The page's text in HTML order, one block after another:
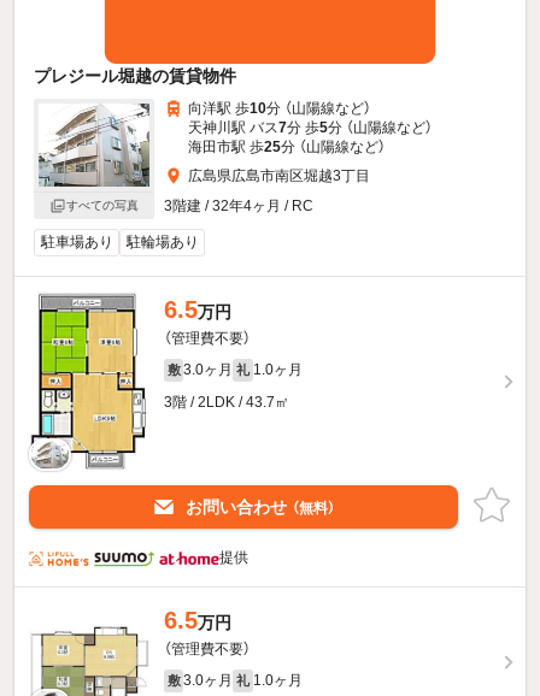
プレジール堀越の賃貸物件
すべての写真
向洋駅 歩10分 （山陽線など）
天神川駅 バス7分 歩5分 （山陽線など）
海田市駅 歩25分 （山陽線など）
広島県広島市南区堀越3丁目
3階建 / 32年4ヶ月 / RC
駐車場あり 駐輪場あり
6.5万円
（管理費不要）
敷 3.0ヶ月 礼 1.0ヶ月
3階 / 2LDK / 43.7㎡
お問い合わせ （無料）
提供
6.5万円
（管理費不要）
敷 3.0ヶ月 礼 1.0ヶ月